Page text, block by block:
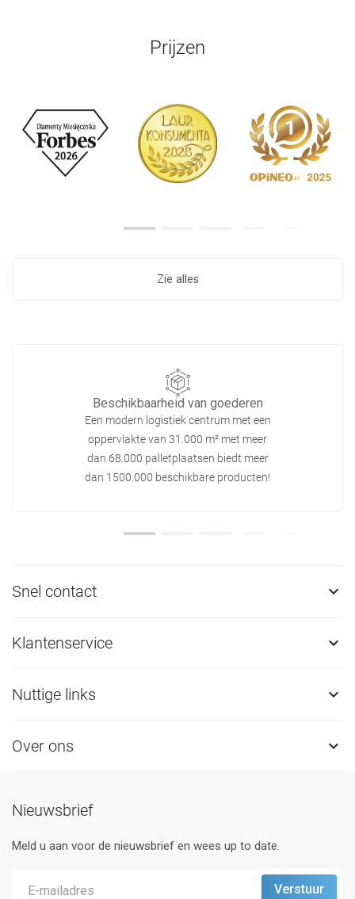
Prijzen
Zie alles
Beschikbaarheid van goederen
Een modern logistiek centrum met een
oppervlakte van 31.000 m² met meer
dan 68.000 palletplaatsen biedt meer
dan 1500.000 beschikbare producten!
Snel contact 
Klantenservice 
Nuttige links 
Over ons 
Nieuwsbrief
Meld u aan voor de nieuwsbrief en wees up to date.